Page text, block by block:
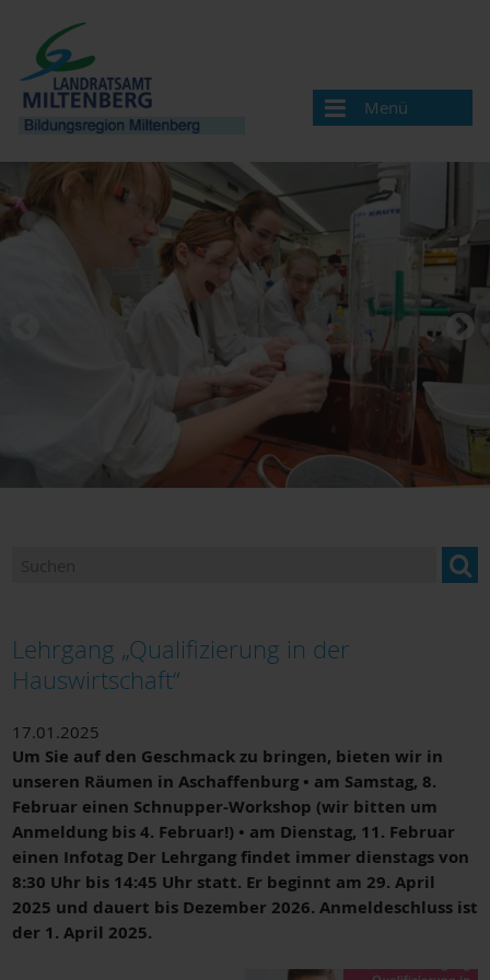
Menü
Bildungsregion
Aktuelles
Veranstaltungen / Termine
Veranstaltung melden
Bildungsregionen in Bayern
Angebote & Projekte
Bildungsangebote und Einrichtungen
Bildungsmonitoring
Lehrgang „Qualifizierung in der
Hauswirtschaft“
17.01.2025
Um Sie auf den Geschmack zu bringen, bieten wir in
unseren Räumen in Aschaffenburg • am Samstag, 8.
Februar einen Schnupper-Workshop (wir bitten um
Anmeldung bis 4. Februar!) • am Dienstag, 11. Februar
einen Infotag Der Lehrgang findet immer dienstags von
8:30 Uhr bis 14:45 Uhr statt. Er beginnt am 29. April
2025 und dauert bis Dezember 2026. Anmeldeschluss ist
der 1. April 2025.